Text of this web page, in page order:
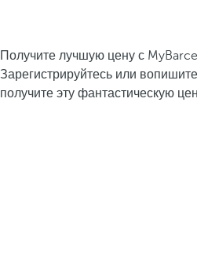
Получите лучшую цену с
Зарегистрируйтесь или
получите эту фантастическую